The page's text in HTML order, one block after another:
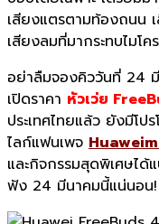
เสียงแตรตามท้องถนน
เสียงลมที่มากระทบไมโ
อย่าลืมจองคิววันที่ 24 มี
เปิดราคา หัวเว่ย
ประเทศไทยแล้ว ยังมีโ
ไลก์แฟนเพจ
และกิจกรรมสุดพิเศษไ
ฟัง 24 มีนาคมนี้แน่นอน!